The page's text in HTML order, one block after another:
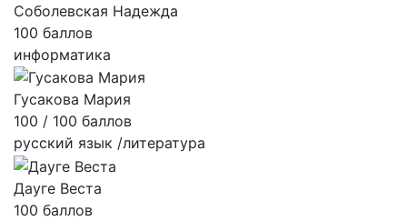
Соболевская Надежда
100 баллов
информатика
Гусакова Мария
100 / 100 баллов
русский язык /литература
Дауге Веста
100 баллов